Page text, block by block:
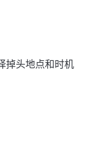
掉头地点和时机